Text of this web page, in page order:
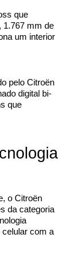
que
1.767 mm de
um interior
pelo Citroën
digital bi-
que
o Citroën
da categoria
celular com a